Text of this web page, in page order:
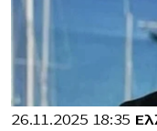
26.11.2025 18:35